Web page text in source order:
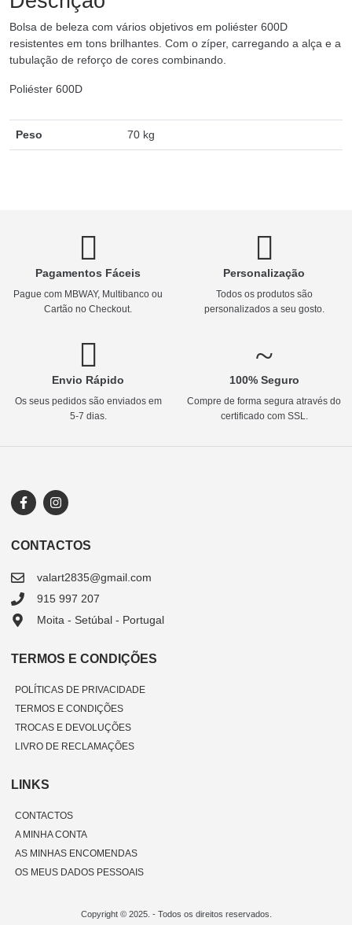
Bolsa de beleza com vários objetivos em poliéster 600D
resistentes em tons brilhantes. Com o zíper, carregando a alça e a
tubulação de reforço de cores combinando.
Poliéster 600D
Peso 70 kg
Pagamentos Fáceis
Pague com MBWAY, Multibanco ou
Cartão no Checkout.
Personalização
Todos os produtos são
personalizados a seu gosto.
Envio Rápido
Os seus pedidos são enviados em
5-7 dias.
100% Seguro
Compre de forma segura através do
certificado com SSL.
CONTACTOS
valart2835@gmail.com
915 997 207
Moita - Setúbal - Portugal
TERMOS E CONDIÇÕES
POLÍTICAS DE PRIVACIDADE
TERMOS E CONDIÇÕES
TROCAS E DEVOLUÇÕES
LIVRO DE RECLAMAÇÕES
LINKS
CONTACTOS
A MINHA CONTA
AS MINHAS ENCOMENDAS
OS MEUS DADOS PESSOAIS
Copyright © 2025. - Todos os direitos reservados.